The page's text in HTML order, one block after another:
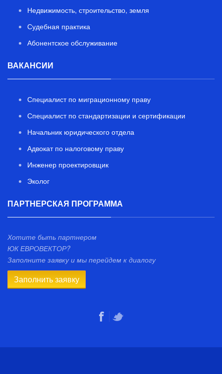
Недвижимость, строительство, земля
Судебная практика
Абонентское обслуживание
ВАКАНСИИ
Специалист по миграционному праву
Специалист по стандартизации и сертификации
Начальник юридического отдела
Адвокат по налоговому праву
Инженер проектировщик
Эколог
ПАРТНЕРСКАЯ ПРОГРАММА
Хотите быть партнером
ЮК ЕВРОВЕКТОР?
Заполните заявку и мы перейдем к диалогу
Заполнить заявку